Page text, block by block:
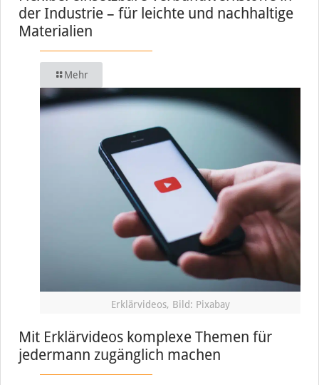
der Industrie – für leichte und nachhaltige
Materialien
Mehr
Erklärvideos, Bild: Pixabay
Mit Erklärvideos komplexe Themen für
jedermann zugänglich machen